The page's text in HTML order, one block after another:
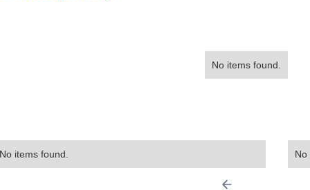
No items found.
No items found. No